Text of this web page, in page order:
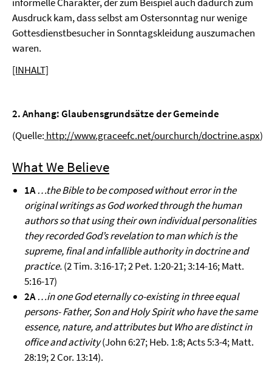
Ausdruck kam, dass selbst am Ostersonntag nur wenige
Gottesdienstbesucher in Sonntagskleidung auszumachen
waren.
[INHALT]
2. Anhang: Glaubensgrundsätze der Gemeinde
(Quelle: http://www.graceefc.net/ourchurch/doctrine.aspx)
What We Believe
1A…the Bible to be composed without error in the
original writings as God worked through the human
authors so that using their own individual personalities
they recorded God’s revelation to man which is the
supreme, final and infallible authority in doctrine and
practice.(2 Tim. 3:16-17; 2 Pet. 1:20-21; 3:14-16; Matt.
5:16-17)
2A…in one God eternally co-existing in three equal
persons- Father, Son and Holy Spirit who have the same
essence, nature, and attributes but Who are distinct in
office and activity(John 6:27; Heb. 1:8; Acts 5:3-4; Matt.
28:19; 2 Cor. 13:14).